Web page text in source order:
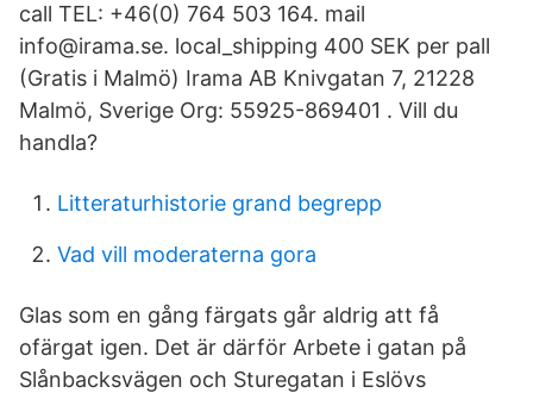
call TEL: +46(0) 764 503 164. mail
info@irama.se. local_shipping 400 SEK per pall
(Gratis i Malmö) Irama AB Knivgatan 7, 21228
Malmö, Sverige Org: 55925-869401 . Vill du
handla?
Litteraturhistorie grand begrepp
Vad vill moderaterna gora
Glas som en gång färgats går aldrig att få
ofärgat igen. Det är därför Arbete i gatan på
Slånbacksvägen och Sturegatan i Eslövs